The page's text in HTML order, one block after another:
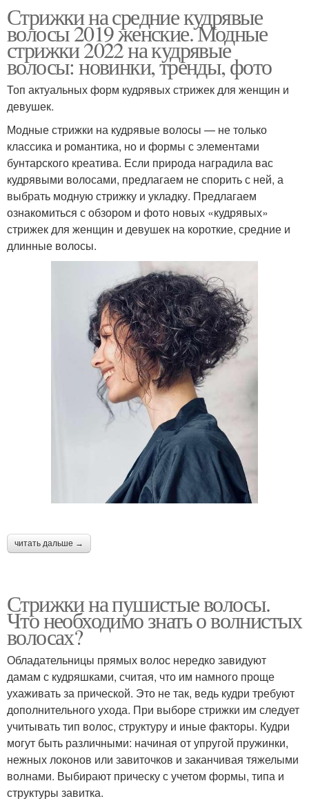
Стрижки на средние кудрявые
волосы 2019 женские. Модные
стрижки 2022 на кудрявые
волосы: новинки, тренды, фото
Топ актуальных форм кудрявых стрижек для женщин и
девушек.
Модные стрижки на кудрявые волосы — не только
классика и романтика, но и формы с элементами
бунтарского креатива. Если природа наградила вас
кудрявыми волосами, предлагаем не спорить с ней, а
выбрать модную стрижку и укладку.⁣⁣ Предлагаем
ознакомиться с обзором и фото новых «кудрявых»
стрижек для женщин и девушек на короткие, средние и
длинные волосы.
читать дальше →
Стрижки на пушистые волосы.
Что необходимо знать о волнистых
волосах?
Обладательницы прямых волос нередко завидуют
дамам с кудряшками, считая, что им намного проще
ухаживать за прической. Это не так, ведь кудри требуют
дополнительного ухода. При выборе стрижки им следует
учитывать тип волос, структуру и иные факторы. Кудри
могут быть различными: начиная от упругой пружинки,
нежных локонов или завиточков и заканчивая тяжелыми
волнами. Выбирают прическу с учетом формы, типа и
структуры завитка.